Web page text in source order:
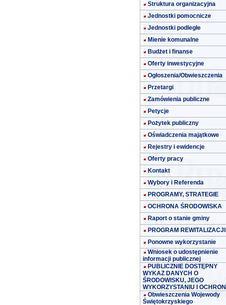
Struktura organizacyjna
Jednostki pomocnicze
Jednostki podległe
Mienie komunalne
Budżet i finanse
Oferty inwestycyjne
Ogłoszenia/Obwieszczenia
Przetargi
Zamówienia publiczne
Petycje
Pożytek publiczny
Oświadczenia majątkowe
Rejestry i ewidencje
Oferty pracy
Kontakt
Wybory i Referenda
PROGRAMY, STRATEGIE
OCHRONA ŚRODOWISKA
Raport o stanie gminy
PROGRAM REWITALIZACJI
Ponowne wykorzystanie
Wniosek o udostępnienie
informacji publicznej
PUBLICZNIE DOSTĘPNY
WYKAZ DANYCH O
ŚRODOWISKU, JEGO
WYKORZYSTANIU I
Obwieszczenia Wojewody
Świętokrzyskiego